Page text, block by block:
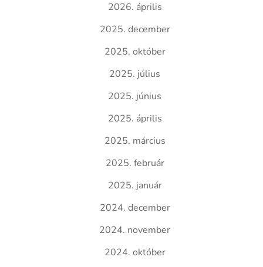
2026. április
2025. december
2025. október
2025. július
2025. június
2025. április
2025. március
2025. február
2025. január
2024. december
2024. november
2024. október